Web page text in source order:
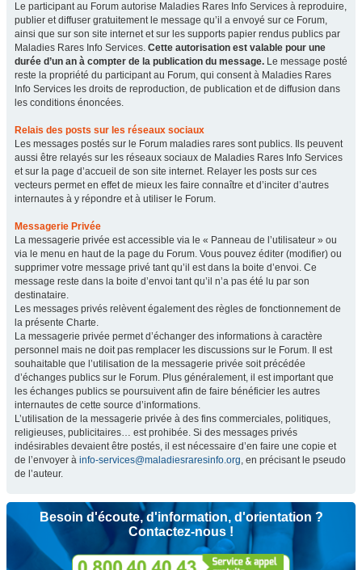
Le participant au Forum autorise Maladies Rares Info Services à reproduire,
publier et diffuser gratuitement le message qu’il a envoyé sur ce Forum,
ainsi que sur son site internet et sur les supports papier rendus publics par
Maladies Rares Info Services. Cette autorisation est valable pour une
durée d’un an à compter de la publication du message. Le message posté
reste la propriété du participant au Forum, qui consent à Maladies Rares
Info Services les droits de reproduction, de publication et de diffusion dans
les conditions énoncées.
Relais des posts sur les réseaux sociaux
Les messages postés sur le Forum maladies rares sont publics. Ils peuvent
aussi être relayés sur les réseaux sociaux de Maladies Rares Info Services
et sur la page d’accueil de son site internet. Relayer les posts sur ces
vecteurs permet en effet de mieux les faire connaître et d’inciter d’autres
internautes à y répondre et à utiliser le Forum.
Messagerie Privée
La messagerie privée est accessible via le « Panneau de l’utilisateur » ou
via le menu en haut de la page du Forum. Vous pouvez éditer (modifier) ou
supprimer votre message privé tant qu’il est dans la boite d’envoi. Ce
message reste dans la boite d’envoi tant qu’il n’a pas été lu par son
destinataire.
Les messages privés relèvent également des règles de fonctionnement de
la présente Charte.
La messagerie privée permet d’échanger des informations à caractère
personnel mais ne doit pas remplacer les discussions sur le Forum. Il est
souhaitable que l’utilisation de la messagerie privée soit précédée
d’échanges publics sur le Forum. Plus généralement, il est important que
les échanges publics se poursuivent afin de faire bénéficier les autres
internautes de cette source d’informations.
L’utilisation de la messagerie privée à des fins commerciales, politiques,
religieuses, publicitaires… est prohibée. Si des messages privés
indésirables devaient être postés, il est nécessaire d’en faire une copie et
de l’envoyer à info-services@maladiesraresinfo.org, en précisant le pseudo
de l’auteur.
Besoin d'écoute, d'information, d'orientation ?
Contactez-nous !